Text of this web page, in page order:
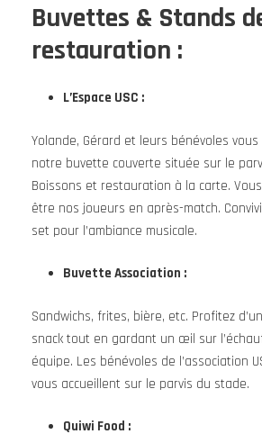
Buvettes & Stands
restauration :
L’Espace USC :
Yolande, Gérard et leurs bénévoles
notre buvette couverte située sur le
Boissons et restauration à la carte.
être nos joueurs en après-match.
set pour l’ambiance musicale.
Buvette Association :
Sandwichs, frites, bière, etc. Profitez
snack tout en gardant un œil sur
équipe. Les bénévoles de l’association
vous accueillent sur le parvis du stade.
Quiwi Food :